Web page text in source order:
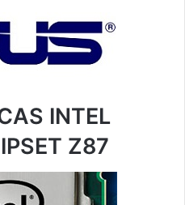
INTEL
Z87